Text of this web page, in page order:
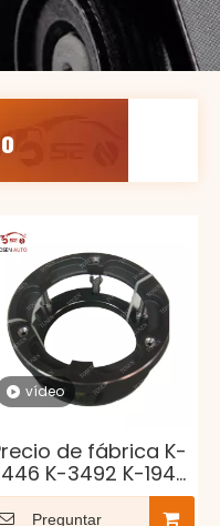
vídeo
de fábrica K-
K-3492 K-1946
5876 Transmisión
de camión Piezas de
Preguntar